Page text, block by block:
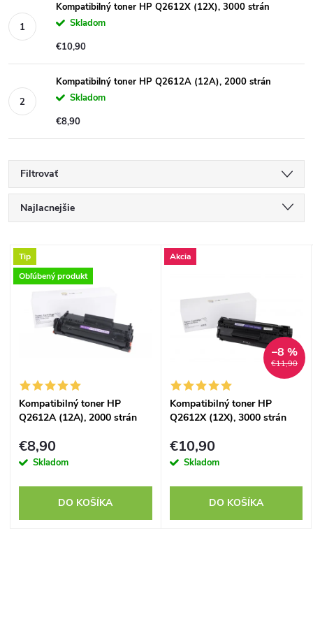
Kompatibilný toner HP Q2612X (12X), 3000 strán
Skladom
€10,90
Kompatibilný toner HP Q2612A (12A), 2000 strán
Skladom
€8,90
Filtrovať
R
a
d
e
p
o
Najlacnejšie
Najpredávanejšie
Abecedne
V
ý
s
p
Tip
Obľúbený produkt
Kompatibilný toner HP
Q2612A (12A), 2000 strán
€8,90
Skladom
DO KOŠÍKA
Akcia
€11,90
–8 %
Kompatibilný toner HP
Q2612X (12X), 3000 strán
€10,90
Skladom
DO KOŠÍKA